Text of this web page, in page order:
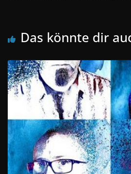
Das könnte dir